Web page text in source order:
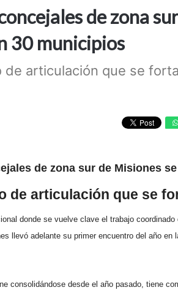
de zona
30 municipios
de articulación que se
de zona sur de Misiones
de articulación que se
donde se vuelve clave el trabajo
llevó adelante su primer encuentro del año
consolidándose desde el año pasado, tiene